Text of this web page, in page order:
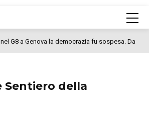
G8 a Genova la democrazia fu sospesa. Da
Fakir"
Sentiero della